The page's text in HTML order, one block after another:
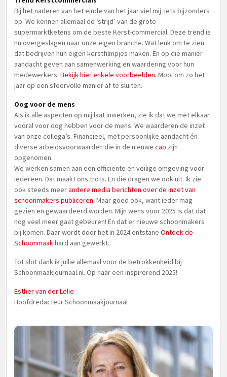
Bij het naderen van het einde van het jaar viel mij iets bijzonders
op. We kennen allemaal de ‘strijd’ van de grote
supermarktketens om de beste Kerst-commercial. Deze trend is
nu overgeslagen naar onze eigen branche. Wat leuk om te zien
dat bedrijven hun eigen kerstfilmpjes maken. En op die manier
aandacht geven aan samenwerking en waardering voor hun
medewerkers. Bekijk hier enkele voorbeelden. Mooi om zo het
jaar op een sfeervolle manier af te sluiten.
Oog voor de mens
Als ik alle aspecten op mij laat inwerken, zie ik dat we met elkaar
vooral voor oog hebben voor de mens. We waarderen de inzet
van onze collega’s. Financieel, met persoonlijke aandacht én
diverse arbeidsvoorwaarden die in de nieuwe cao zijn
opgenomen.
We werken samen aan een efficiënte en veilige omgeving voor
iedereen. Dat maakt ons trots. En die dragen we ook uit. Ik zie
ook steeds meerandere media berichten over de inzet van
schoonmakers publiceren. Maar goed ook, want ieder mag
gezien en gewaardeerd worden. Mijn wens voor 2025 is dat dat
nog veel meer gaat gebeuren! En dat er nieuwe schoonmakers
bij komen. Daar wordt door het in 2024 ontstane Ontdek de
Schoonmaakhard aan gewerkt.
Tot slot dank ik jullie allemaal voor de betrokkenheid bij
Schoonmaakjournaal.nl. Op naar een inspirerend 2025!
Esther van der Lelie
Hoofdredacteur Schoonmaakjournaal